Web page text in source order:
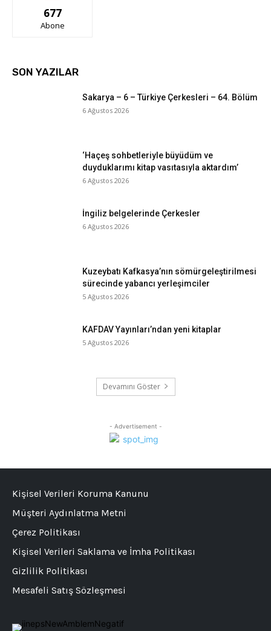
677
Abone
SON YAZILAR
Sakarya – 6 – Türkiye Çerkesleri – 64. Bölüm
6 Ağustos 2026
‘Haçeş sohbetleriyle büyüdüm ve
duyduklarımı kitap vasıtasıyla aktardım’
6 Ağustos 2026
İngiliz belgelerinde Çerkesler
6 Ağustos 2026
Kuzeybatı Kafkasya’nın sömürgeleştirilmesi
sürecinde yabancı yerleşimciler
5 Ağustos 2026
KAFDAV Yayınları’ndan yeni kitaplar
5 Ağustos 2026
Devamını Göster
- Advertisement -
Kişisel Verileri Koruma Kanunu
Müşteri Aydınlatma Metni
Çerez Politikası
Kişisel Verileri Saklama ve İmha Politikası
Gizlilik Politikası
Mesafeli Satış Sözleşmesi